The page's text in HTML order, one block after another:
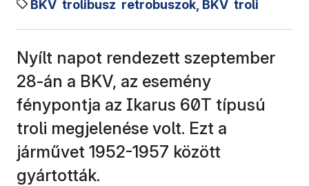
BKV trolibusz retrobuszok, BKV troli
Nyílt napot rendezett szeptember
28-án a BKV, az esemény
fénypontja az Ikarus 60T típusú
troli megjelenése volt. Ezt a
járművet 1952-1957 között
gyártották.